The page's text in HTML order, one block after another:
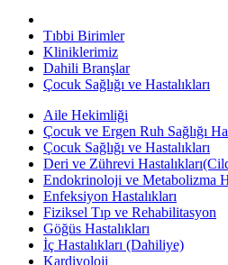
Tıbbi Birimler
Kliniklerimiz
Dahili Branşlar
Çocuk Sağlığı ve Hastalıkları
Aile Hekimliği
Çocuk ve Ergen Ruh Sağlığı
Çocuk Sağlığı ve Hastalıkları
Deri ve Zührevi
Endokrinoloji ve Metabolizma
Enfeksiyon Hastalıkları
Fiziksel Tıp ve Rehabilitasyon
Göğüs Hastalıkları
İç Hastalıkları (Dahiliye)
Kardiyoloji